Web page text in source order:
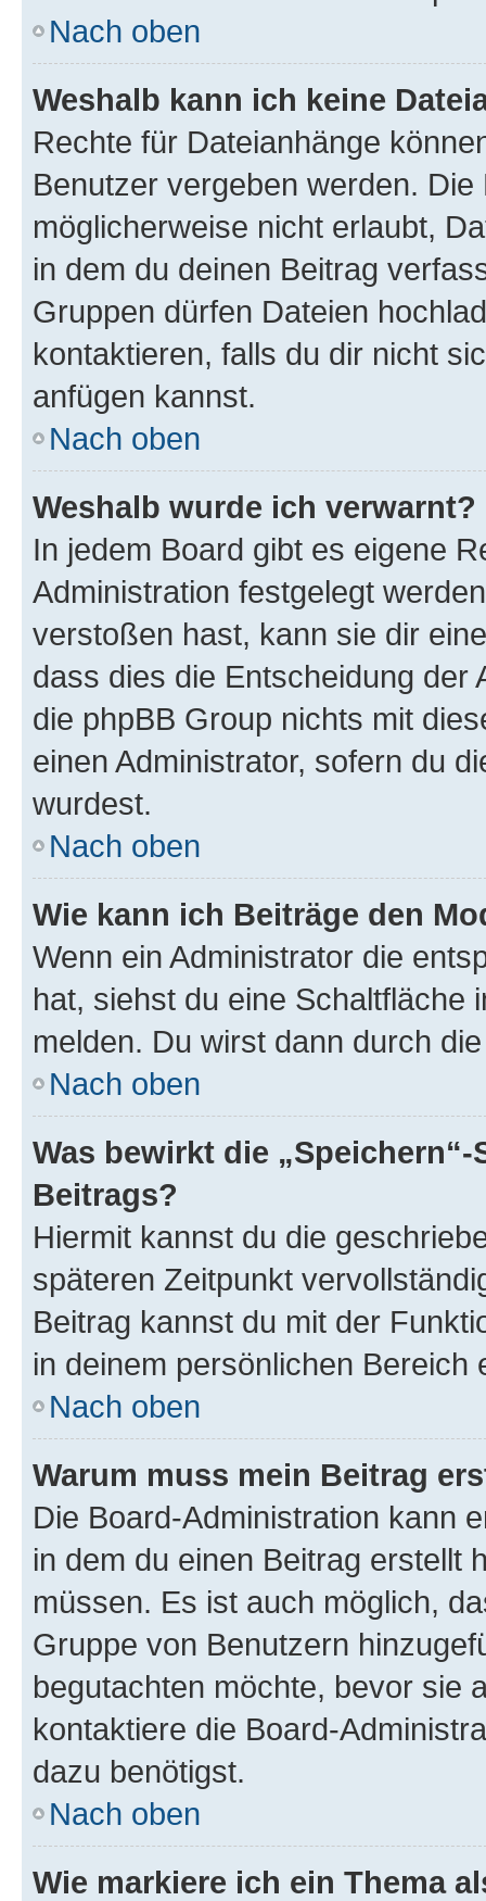
Nach oben
Weshalb kann ich keine
Rechte für Dateianhänge
Benutzer vergeben werden.
möglicherweise nicht erlaubt,
in dem du deinen Beitrag
Gruppen dürfen Dateien
kontaktieren, falls du dir nicht
anfügen kannst.
Nach oben
Weshalb wurde ich verwarnt?
In jedem Board gibt es eigene
Administration festgelegt
verstoßen hast, kann sie dir
dass dies die Entscheidung der
die phpBB Group nichts mit
einen Administrator, sofern du
wurdest.
Nach oben
Wie kann ich Beiträge den
Wenn ein Administrator die
hat, siehst du eine Schaltfläche
melden. Du wirst dann durch
Nach oben
Was bewirkt die
Beitrags?
Hiermit kannst du die
späteren Zeitpunkt
Beitrag kannst du mit der
in deinem persönlichen Bereich
Nach oben
Warum muss mein Beitrag
Die Board-Administration kann
in dem du einen Beitrag erstellt
müssen. Es ist auch möglich,
Gruppe von Benutzern
begutachten möchte, bevor sie
kontaktiere die Board-
dazu benötigst.
Nach oben
Wie markiere ich ein Thema